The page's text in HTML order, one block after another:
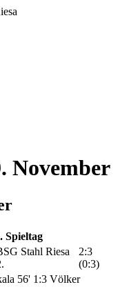
November
Spieltag
Stahl Riesa
2:3
(0:3)
56' 1:3 Völker